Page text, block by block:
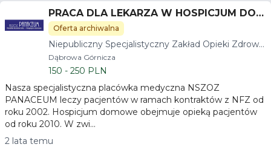
PRACA DLA LEKARZA W HOSPICJUM DOM
OWYM
Oferta archiwalna
Niepubliczny Specjalistyczny Zakład Opieki Zdrowo
tnej PANACEUM
Dąbrowa Górnicza
150 - 250 PLN
Nasza specjalistyczna placówka medyczna NSZOZ
PANACEUM leczy pacjentów w ramach kontraktów z NFZ od
roku 2002. Hospicjum domowe obejmuje opieką pacjentów
od roku 2010. W zwi...
2 lata temu